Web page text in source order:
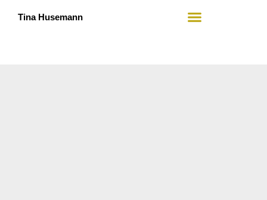
Tina Husemann